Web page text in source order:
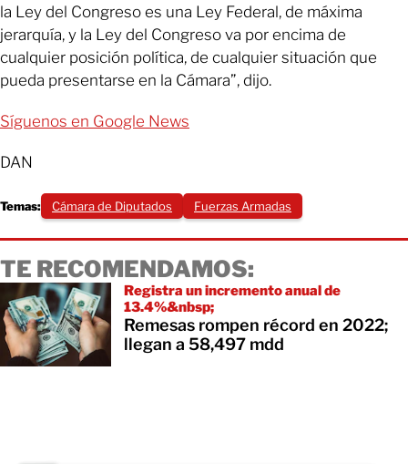
la Ley del Congreso es una Ley Federal, de máxima
jerarquía, y la Ley del Congreso va por encima de
cualquier posición política, de cualquier situación que
pueda presentarse en la Cámara”, dijo.
Síguenos en Google News
DAN
Temas: Cámara de Diputados Fuerzas Armadas
TE RECOMENDAMOS:
Registra un incremento anual de
13.4%&nbsp;
Remesas rompen récord en 2022;
llegan a 58,497 mdd